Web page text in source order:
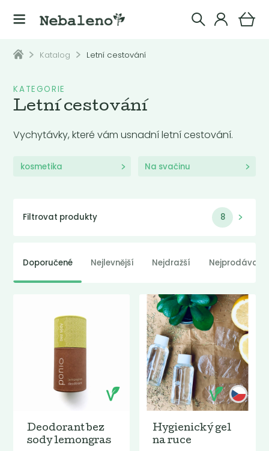
Katalog Letní cestování
KATEGORIE
Letní cestování
Vychytávky, které vám usnadní letní cestování.
kosmetika Na svačinu
Filtrovat produkty 8
Doporučené Nejlevnější Nejdražší
Deodorant bez
sody lemongras
Hygienický gel
na ruce